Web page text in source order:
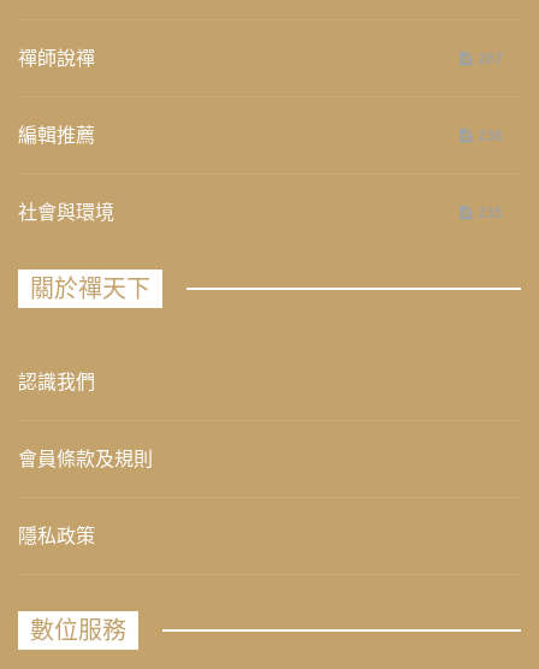
禪師說禪 267
編輯推薦 236
社會與環境 235
關於禪天下
認識我們
會員條款及規則
隱私政策
數位服務